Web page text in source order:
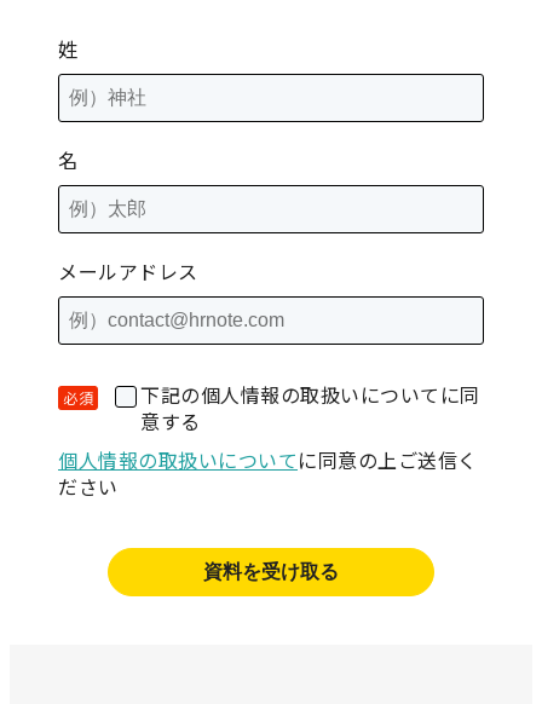
姓
名
メールアドレス
下記の個人情報の取扱いについてに同
意する
個人情報の取扱いについてに同意の上ご送信く
ださい